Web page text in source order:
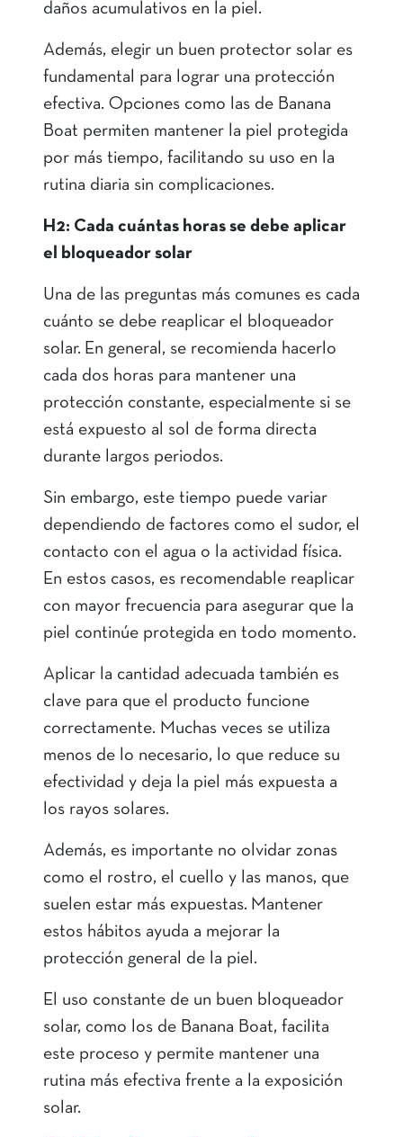
daños acumulativos en la piel.
Además, elegir un buen protector solar es
fundamental para lograr una protección
efectiva. Opciones como las de Banana
Boat permiten mantener la piel protegida
por más tiempo, facilitando su uso en la
rutina diaria sin complicaciones.
H2: Cada cuántas horas se debe aplicar
el bloqueador solar
Una de las preguntas más comunes es cada
cuánto se debe reaplicar el bloqueador
solar. En general, se recomienda hacerlo
cada dos horas para mantener una
protección constante, especialmente si se
está expuesto al sol de forma directa
durante largos periodos.
Sin embargo, este tiempo puede variar
dependiendo de factores como el sudor, el
contacto con el agua o la actividad física.
En estos casos, es recomendable reaplicar
con mayor frecuencia para asegurar que la
piel continúe protegida en todo momento.
Aplicar la cantidad adecuada también es
clave para que el producto funcione
correctamente. Muchas veces se utiliza
menos de lo necesario, lo que reduce su
efectividad y deja la piel más expuesta a
los rayos solares.
Además, es importante no olvidar zonas
como el rostro, el cuello y las manos, que
suelen estar más expuestas. Mantener
estos hábitos ayuda a mejorar la
protección general de la piel.
El uso constante de un buen bloqueador
solar, como los de Banana Boat, facilita
este proceso y permite mantener una
rutina más efectiva frente a la exposición
solar.